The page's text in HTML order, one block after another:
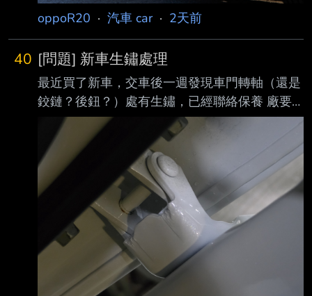
oppoR20 · 汽車 car· 2天前
40 [問題] 新車生鏽處理
最近買了新車，交車後一週發現車門轉軸（還是
鉸鏈？後鈕？）處有生鏽，已經聯絡保養 廠要
處理，想問問看一般這種情況會怎麼處理？（據
業務詢問應該會磨掉生鏽的部分再補 漆）有可
能把生鏽的零件換掉嗎？
https://meee.com.tw/pHju79J --